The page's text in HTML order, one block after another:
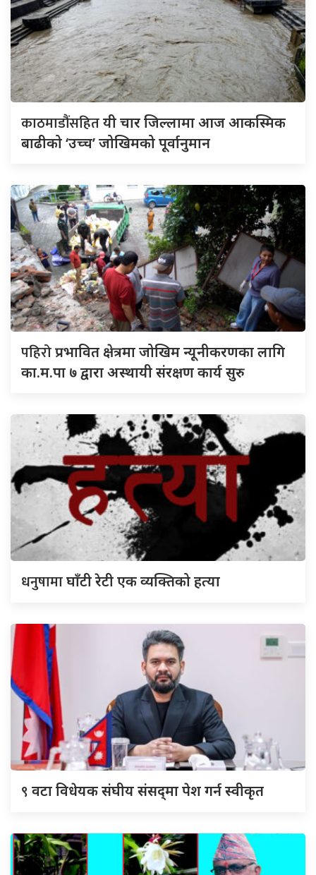
काठमाडौंसहितयी चार जिल्लामा आज आकस्मिक
बाढीको ‘उच्च’ जोखिमको पूर्वानुमान
पहिरोप्रभावित क्षेत्रमा जोखिम न्यूनीकरणका लागि
का.म.पा ७ द्वारा अस्थायी संरक्षण कार्य सुरु
धनुषामाघाँटी रेटी एक व्यक्तिको हत्या
९ वटा विधेयक संघीय संसद्‌मा पेश गर्न स्वीकृत